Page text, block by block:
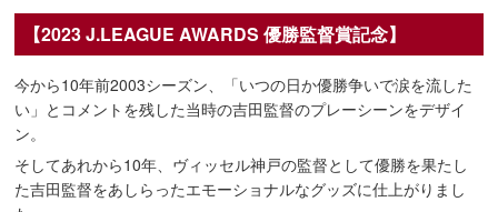
【2023 J.LEAGUE AWARDS 優勝監督賞記念】
今から10年前2003シーズン、「いつの日か優勝争いで涙を流した
い」とコメントを残した当時の吉田監督のプレーシーンをデザイ
ン。
そしてあれから10年、ヴィッセル神戸の監督として優勝を果たし
た吉田監督をあしらったエモーショナルなグッズに仕上がりまし